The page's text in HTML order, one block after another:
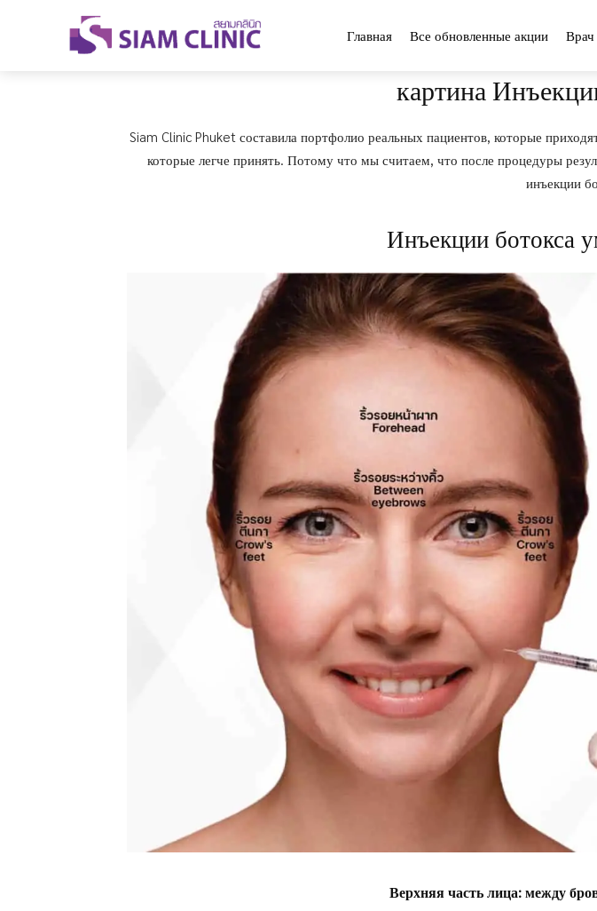
Главная Все обновленные акции Врач
картина
Siam Clinic Phuket составила портфолио реальных пациентов, которые
которые легче принять. Потому что мы считаем, что после процедуры
инъекции
Инъекции ботокса
Верхняя часть лица: между